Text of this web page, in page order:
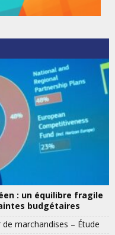
: un équilibre fragile
budgétaires
marchandises – Étude